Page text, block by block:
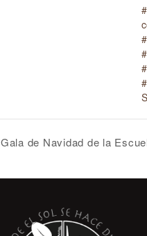
Gala de Navidad de la